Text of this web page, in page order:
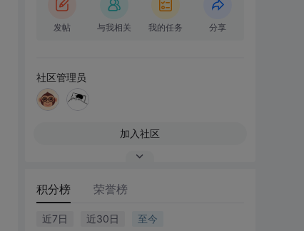
发帖 与我相关 我的任务 分享
社区管理员
加入社区
积分榜 荣誉榜
近7日 近30日 至今